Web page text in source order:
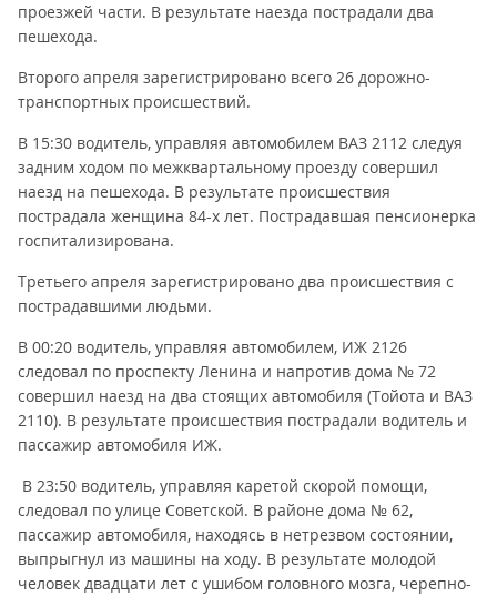
проезжей части. В результате наезда пострадали два
пешехода.
Второго апреля зарегистрировано всего 26 дорожно-
транспортных происшествий.
В 15:30 водитель, управляя автомобилем ВАЗ 2112 следуя
задним ходом по межквартальному проезду совершил
наезд на пешехода. В результате происшествия
пострадала женщина 84-х лет. Пострадавшая пенсионерка
госпитализирована.
Третьего апреля зарегистрировано два происшествия с
пострадавшими людьми.
В 00:20 водитель, управляя автомобилем, ИЖ 2126
следовал по проспекту Ленина и напротив дома № 72
совершил наезд на два стоящих автомобиля (Тойота и ВАЗ
2110). В результате происшествия пострадали водитель и
пассажир автомобиля ИЖ.
В 23:50 водитель, управляя каретой скорой помощи,
следовал по улице Советской. В районе дома № 62,
пассажир автомобиля, находясь в нетрезвом состоянии,
выпрыгнул из машины на ходу. В результате молодой
человек двадцати лет с ушибом головного мозга, черепно-